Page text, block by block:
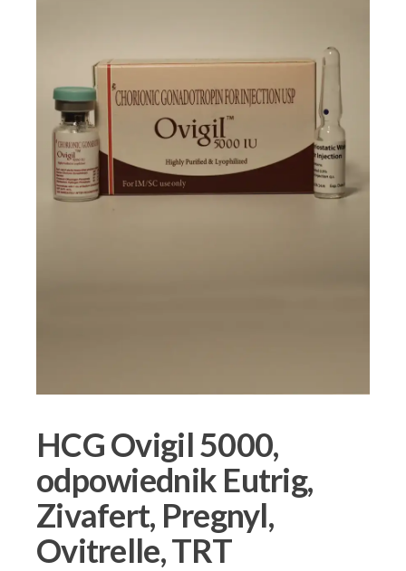
HCG Ovigil 5000,
odpowiednik Eutrig,
Zivafert, Pregnyl,
Ovitrelle, TRT